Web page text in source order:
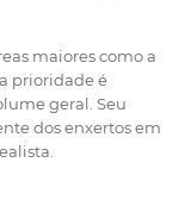
maiores como a
prioridade é
geral. Seu
dos enxertos em